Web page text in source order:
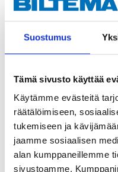
Suostumus
Tämä sivusto käyttää
Käytämme evästeitä
räätälöimiseen,
tukemiseen ja
jaamme sosiaalisen
alan kumppaneillemme
sivustoamme.
Tekniset tiedot
Impedanssi
Kaiutinelementti
Herkkyys 1 kHz:n
taajuudella
Yliherkkyys